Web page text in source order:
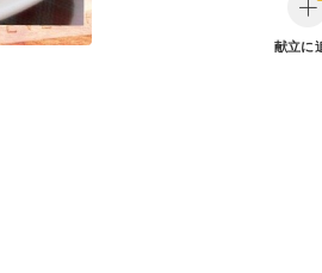
献立に